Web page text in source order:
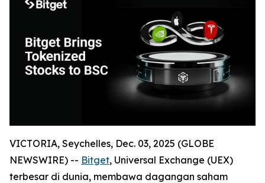
VICTORIA, Seychelles, Dec. 03, 2025 (GLOBE
NEWSWIRE) -- Bitget, Universal Exchange (UEX)
terbesar di dunia, membawa dagangan saham